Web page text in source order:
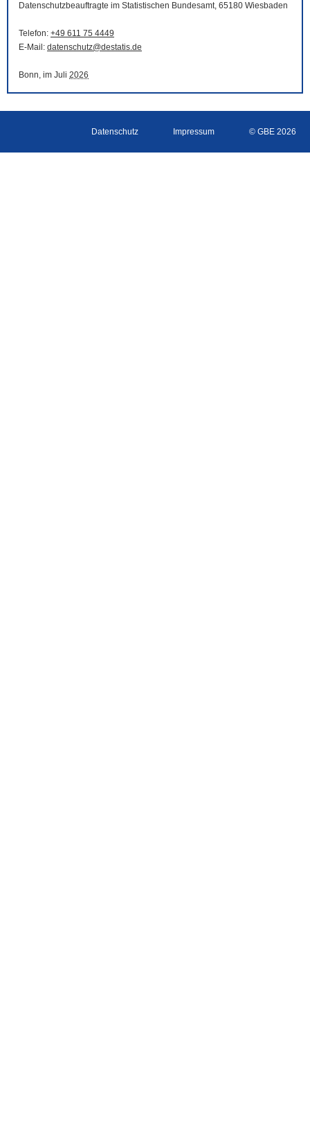
Datenschutzbeauftragte im Statistischen Bundesamt, 65180 Wiesbaden
Telefon: +49 611 75 4449
E-Mail : datenschutz@destatis.de
Bonn, im Juli 2026
Datenschutz Impressum © GBE 2026